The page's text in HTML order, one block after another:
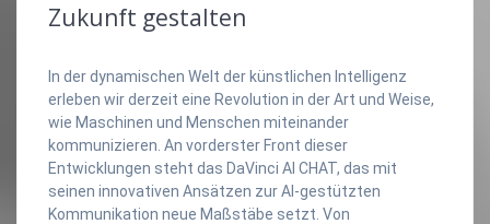
Zukunft gestalten
In der dynamischen Welt der künstlichen Intelligenz
erleben wir derzeit eine Revolution in der Art und Weise,
wie Maschinen und Menschen miteinander
kommunizieren. An vorderster Front dieser
Entwicklungen steht das DaVinci AI CHAT, das mit
seinen innovativen Ansätzen zur AI-gestützten
Kommunikation neue Maßstäbe setzt. Von